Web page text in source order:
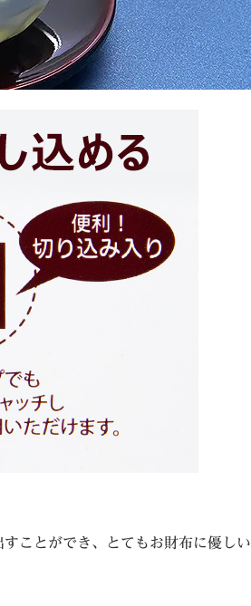
ことができ、とてもお財布に優しい